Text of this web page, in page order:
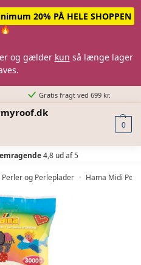
20% PÅ HELE SHOPPEN
🔥
og gælder kun så længe lager
Gratis fragt ved 699 kr.
0
4,8 ud af 5
og Perleplader » Hama Midi